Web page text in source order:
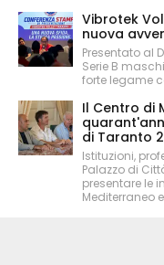
Vibrotek
nuova
Presentato al
Serie B
forte legame
Il Centro di
di Taranto
Istituzioni,
Palazzo di
presentare le
Mediterraneo